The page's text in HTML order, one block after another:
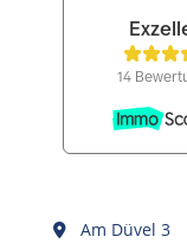
Am Düvel 3